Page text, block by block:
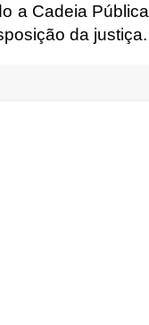
a Cadeia Pública
da justiça.